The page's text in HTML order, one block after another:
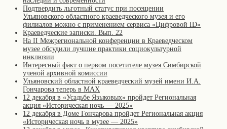
Подтвердить льготный статус при посещении
Ульяновского областного краеведческого музея и его
филиалов можно с применением сервиса «Цифровой ID»
Краеведческие записки. Вып. 22
На II Межрегиональной конференции в Краеведческом
музее обсудили лучшие практики социокультурной
инклюзии
Интересный факт о первом посетителе музея Симбирской
ученой архивной комиссии
Ульяновский областной краеведческий музей имени И.А.
Гончарова теперь в MAX
12 декабря в «Усадьбе Языковых» пройдет Региональная
акция «Историческая ночь — 2025»
12 декабря в Доме Гончарова пройдет Региональная акция
«Историческая ночь в музее — 2025»